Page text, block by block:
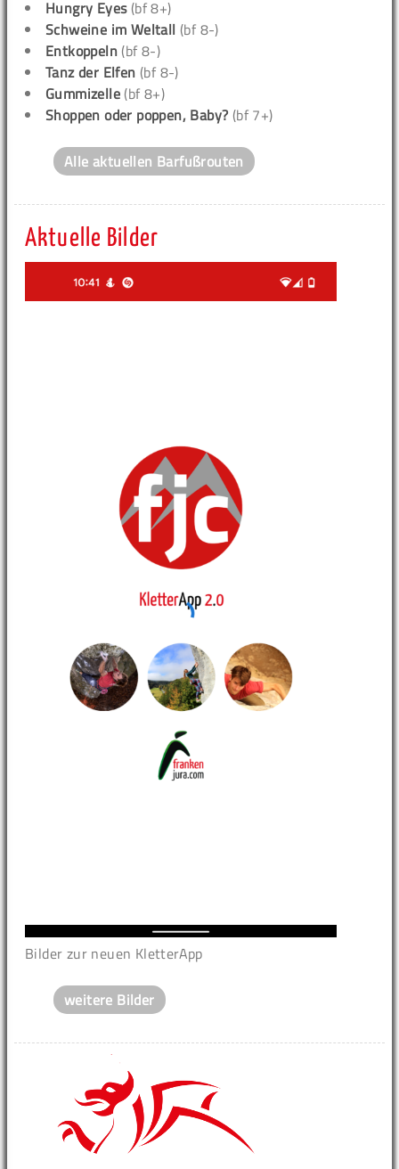
Hungry Eyes(bf 8+)
Schweine im Weltall (bf 8-)
Entkoppeln (bf 8-)
Tanz der Elfen (bf 8-)
Gummizelle (bf 8+)
Shoppen oder poppen, Baby? (bf 7+)
Alle aktuellen Barfußrouten
Aktuelle Bilder
Bilder zur neuen KletterApp
weitere Bilder